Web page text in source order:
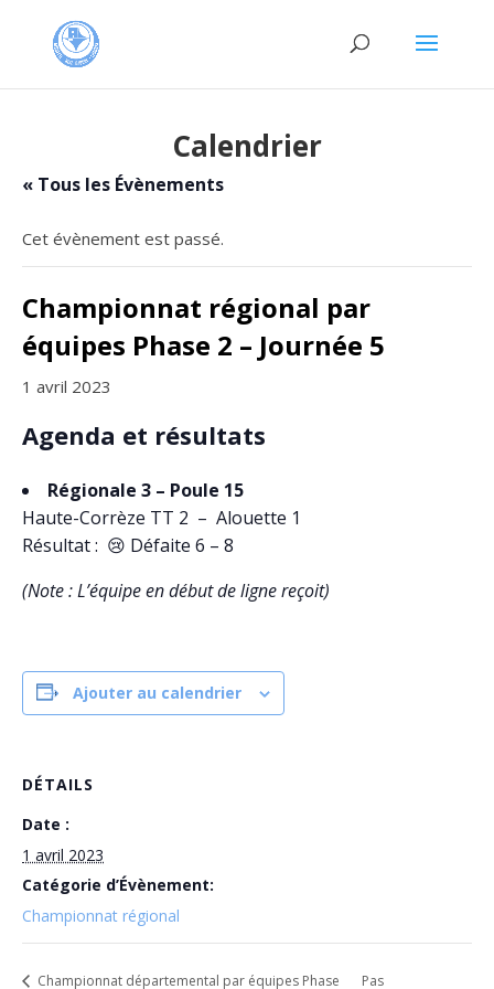
Calendrier
« Tous les Évènements
Cet évènement est passé.
Championnat régional par
équipes Phase 2 – Journée 5
1 avril 2023
Agenda et résultats
Régionale 3 – Poule 15
Haute-Corrèze TT 2 – Alouette 1
Résultat : 😢 Défaite 6 – 8
(Note : L’équipe en début de ligne reçoit)
Ajouter au calendrier
DÉTAILS
Date :
1 avril 2023
Catégorie d’Évènement:
Championnat régional
Championnat départemental par équipes Phase Pas